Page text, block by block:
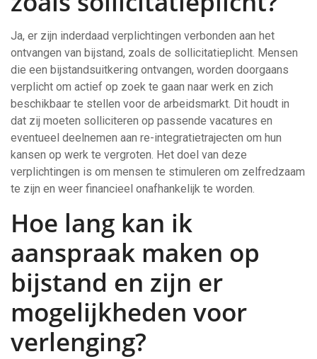
Ja, er zijn inderdaad verplichtingen verbonden aan het
ontvangen van bijstand, zoals de sollicitatieplicht. Mensen
die een bijstandsuitkering ontvangen, worden doorgaans
verplicht om actief op zoek te gaan naar werk en zich
beschikbaar te stellen voor de arbeidsmarkt. Dit houdt in
dat zij moeten solliciteren op passende vacatures en
eventueel deelnemen aan re-integratietrajecten om hun
kansen op werk te vergroten. Het doel van deze
verplichtingen is om mensen te stimuleren om zelfredzaam
te zijn en weer financieel onafhankelijk te worden.
Hoe lang kan ik
aanspraak maken op
bijstand en zijn er
mogelijkheden voor
verlenging?